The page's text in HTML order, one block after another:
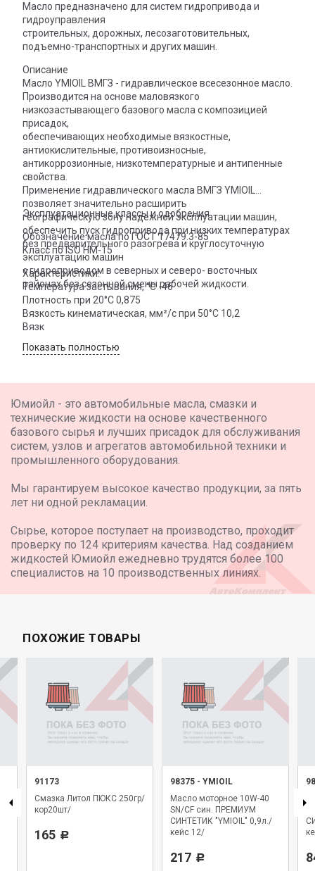
Масло предназначено для систем гидропривода и
гидроуправления
строительных, дорожных, лесозаготовительных,
подъемно-транспортных и других машин.
Описание
Масло YMIOIL ВМГЗ - гидравлическое всесезонное масло.
Производится на основе маловязкого
низкозастывающего базового масла с композицией
присадок,
обеспечивающих необходимые вязкостные,
антиокислительные, противоизносные,
антикоррозионные, низкотемпературные и антипенные
свойства.
Применение гидравлического масла ВМГЗ YMIOIL
позволяет значительно расширить
географическую зону надежной эксплуатации машин,
обеспечить пуск гидропривода при низких температурах
без предварительного разогрева и круглосуточную
эксплуатацию машин
с гидроприводом в северных и северо- восточных
районах без сезонной смены рабочей жидкости.
Эксплуатационные классы и одобрения
Обозначение масла по ГОСТ 17479.3-85
Класс по ISO HM-15
Характеристики:
Температура застывания, °С -46
Плотность при 20°С 0,875
Вязкость кинематическая, мм²/с при 50°С 10,2
Вязк
Показать полностью
Юмиойл - это автомобильные масла, смазки и
технические жидкости на основе качественного
базового сырья и лучших присадок для обслуживания
систем, узлов и агрегатов автомобильной техники и
промышленного оборудования.
Мы гарантируем высокое качество продукции, за пять
лет ни одной рекламации.
Сырье, которое поступает на производство, проходит
проверку по 124 критериям качества. Над созданием
жидкостей Юмиойл ежедневно трудятся более 100
специалистов на 10 производственных линиях.
ПОХОЖИЕ ТОВАРЫ
91173
Смазка Литол ПЮКС 250гр/
кор20шт/
165 Р
98375 - YMIOIL
Масло моторное 10W-40
SN/CF син. ПРЕМИУМ
СИНТЕТИК "YMIOIL" 0,9л./
кейс 12/
217 Р